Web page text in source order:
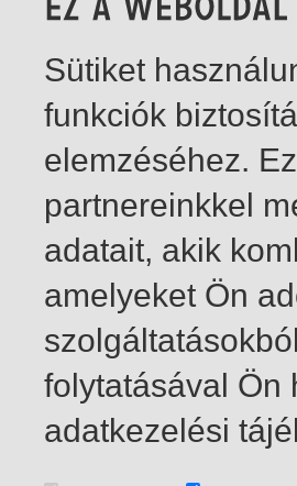
1-2 / total 2 hit
Sütiket
funkciók
elemzéséhez.
partnereinkkel
adatait, akik
amelyeket Ön
folytatásával Ön
adatkezelési